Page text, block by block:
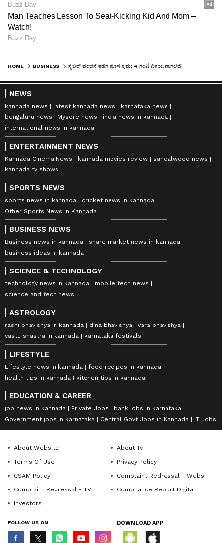
HOME BUSINESS
NEWS
kannada news latest kannada news
karnataka news
bengaluru news
Mysore news
india news in kannada
international news in kannada
ENTERTAINMENT NEWS
Kannada Cinema News kannada movies review
sandalwood news
kannada tv shows
SPORTS NEWS
sports news in kannada
cricket news in kannada
Other Sports News in Kannada
BUSINESS NEWS
Business news in kannada
share market news in kannada
business ideas in kannada
SCIENCE & TECHNOLOGY
technology news in kannada
mobile tech news
science and tech news
ASTROLOGY
rashi bhavishya in kannada dina bhavishya
vara bhavishya
vastu shastra in kannada
karnataka festivals
LIFESTYLE
Lifestyle news in kannada
food recipes in kannada
health tips in kannada
kitchen tips in kannada
EDUCATION & CAREER
job news in kannada Private Jobs
bank jobs in karnataka
Government jobs in karnataka
Central Govt Jobs in Kannada IT Jobs
About Website
About Tv
Terms Of Use
Privacy Policy
CSAM Policy
Complaint Redressal - Website
Complaint Redressal - TV
Compliance Report Digital
Investors
FOLLOW US ON DOWNLOAD APP